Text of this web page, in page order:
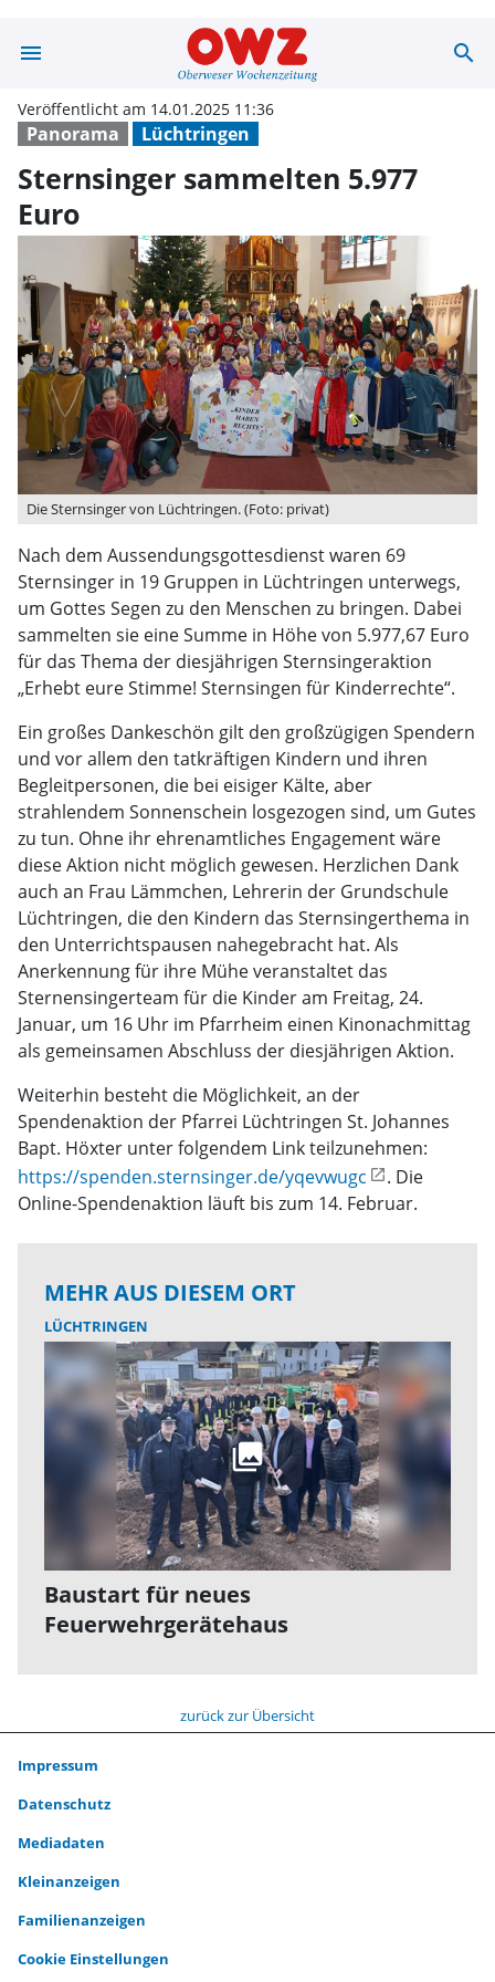
menu Sternsinger search
Panorama Lüchtringen
Veröffentlicht am 14.01.2025 11:36
Sternsinger sammelten 5.977
Euro
Die Sternsinger von Lüchtringen. (Foto: privat)
Nach dem Aussendungsgottesdienst waren 69
Sternsinger in 19 Gruppen in Lüchtringen unterwegs,
um Gottes Segen zu den Menschen zu bringen. Dabei
sammelten sie eine Summe in Höhe von 5.977,67 Euro
für das Thema der diesjährigen Sternsingeraktion
„Erhebt eure Stimme! Sternsingen für Kinderrechte“.
Ein großes Dankeschön gilt den großzügigen Spendern
und vor allem den tatkräftigen Kindern und ihren
Begleitpersonen, die bei eisiger Kälte, aber
strahlendem Sonnenschein losgezogen sind, um Gutes
zu tun. Ohne ihr ehrenamtliches Engagement wäre
diese Aktion nicht möglich gewesen. Herzlichen Dank
auch an Frau Lämmchen, Lehrerin der Grundschule
Lüchtringen, die den Kindern das Sternsingerthema in
den Unterrichtspausen nahegebracht hat. Als
Anerkennung für ihre Mühe veranstaltet das
Sternensingerteam für die Kinder am Freitag, 24.
Januar, um 16 Uhr im Pfarrheim einen Kinonachmittag
als gemeinsamen Abschluss der diesjährigen Aktion.
Weiterhin besteht die Möglichkeit, an der
Spendenaktion der Pfarrei Lüchtringen St. Johannes
Bapt. Höxter unter folgendem Link teilzunehmen:
https://spenden.sternsinger.de/yqevwugc
. Die
Online-Spendenaktion läuft bis zum 14. Februar.
MEHR AUS DIESEM ORT
LÜCHTRINGEN
Baustart für neues
Feuerwehrgerätehaus
zurück zur Übersicht
Impressum
Datenschutz
Mediadaten
Kleinanzeigen
Familienanzeigen
Cookie Einstellungen